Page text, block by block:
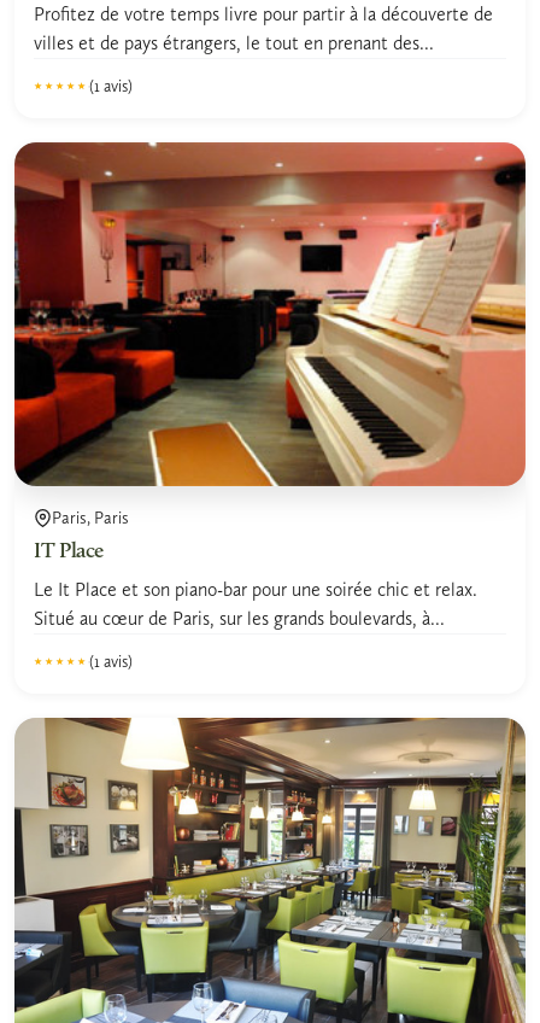
Profitez de votre temps livre pour partir à la découverte de
villes et de pays étrangers, le tout en prenant des...
★★★★★
★★★★★ (1 avis)
Paris, Paris
IT Place
Le It Place et son piano-bar pour une soirée chic et relax.
Situé au cœur de Paris, sur les grands boulevards, à...
★★★★★
★★★★★ (1 avis)